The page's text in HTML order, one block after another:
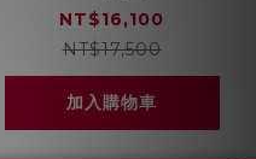
熱水蒸氣烘烤微波爐
MROVS700T 加熱感
測 健康調理
NT$16,100
NT$17,500
加入購物車